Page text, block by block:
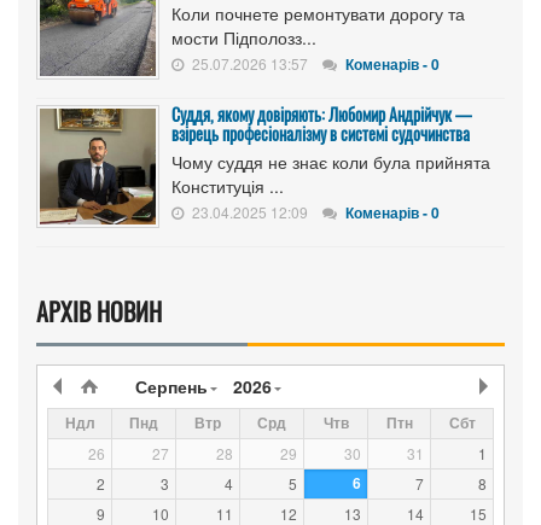
Коли почнете ремонтувати дорогу та
мости Підполозз...
25.07.2026 13:57 Коменарів - 0
Суддя, якому довіряють: Любомир Андрійчук —
взірець професіоналізму в системі судочинства
Чому суддя не знає коли була прийнята
Конституція ...
23.04.2025 12:09 Коменарів - 0
АРХІВ НОВИН
Серпень 2026
Ндл Пнд Втр Срд Чтв Птн Сбт
26 27 28 29 30 31
1
2
3 4 5 6 7
8
9
10 11 12 13 14
15